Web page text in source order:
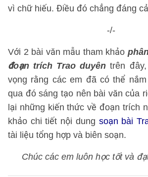
vì chữ hiếu. Điều đó chẳng đáng
-/-
Với 2 bài văn mẫu tham khảo
đoạn trích Trao duyên trên
vọng rằng các em đã có thể
qua đó sáng tạo nên bài văn của
lại những kiến thức về đoạn trích
khảo chi tiết nội dung soạn bài
tài liệu tổng hợp và biên soạn.
Chúc các em luôn học tốt và